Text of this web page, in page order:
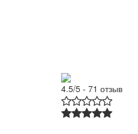
4.5/5 - 71 отзыв